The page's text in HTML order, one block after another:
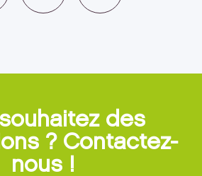
des
? Contactez-
nous !